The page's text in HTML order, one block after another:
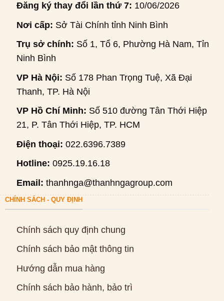
Đăng ký thay đổi lần thứ 7: 10/06/2026
Nơi cấp: Sở Tài Chính tỉnh Ninh Bình
Trụ sở chính: Số 1, Tổ 6, Phường Hà Nam, Tỉnh
Ninh Bình
VP Hà Nội: Số 178 Phan Trọng Tuệ, Xã Đại
Thanh, TP. Hà Nội
VP Hồ Chí Minh: Số 510 đường Tân Thới Hiệp
21, P. Tân Thới Hiệp, TP. HCM
Điện thoại: 022.6396.7389
Hotline: 0925.19.16.18
Email: thanhnga@thanhngagroup.com
CHÍNH SÁCH - QUY ĐỊNH
Chính sách quy định chung
Chính sách bảo mật thông tin
Hướng dẫn mua hàng
Chính sách bảo hành, bảo trì